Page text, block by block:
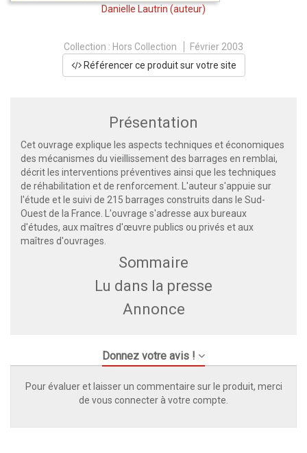
Danielle Lautrin (auteur)
Collection : Hors Collection
Février 2003
Référencer ce produit sur votre site
Présentation
Cet ouvrage explique les aspects techniques et économiques
des mécanismes du vieillissement des barrages en remblai,
décrit les interventions préventives ainsi que les techniques
de réhabilitation et de renforcement. L'auteur s'appuie sur
l'étude et le suivi de 215 barrages construits dans le Sud-
Ouest de la France. L'ouvrage s'adresse aux bureaux
d'études, aux maîtres d'œuvre publics ou privés et aux
maîtres d'ouvrages.
Sommaire
Lu dans la presse
Annonce
Donnez votre avis !
Pour évaluer et laisser un commentaire sur le produit, merci
de vous connecter à votre compte.